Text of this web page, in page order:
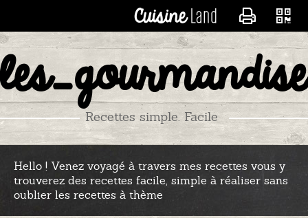
Recettes simple. Facile
Hello ! Venez voyagé à travers mes recettes vous y
trouverez des recettes facile, simple à réaliser sans
oublier les recettes à thème
CONTACTER